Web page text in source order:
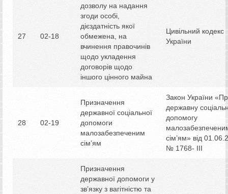
27 02-18
дозволу на надання
згоди особі,
дієздатність якої
обмежена, на
вчинення правочинів
щодо укладення
договорів щодо
іншого цінного майна
Цивільний кодекс
України
28 02-19
Призначення
державної соціальної
допомоги
малозабезпеченим
сім’ям
Закон України
державну
допомогу
сім’ям» від
№ 1768- ІІІ
Призначення
державної допомоги у
зв’язку з вагітністю та